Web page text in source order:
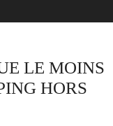
LE MOINS
HORS